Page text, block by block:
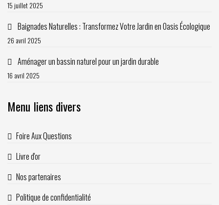
15 juillet 2025
Baignades Naturelles : Transformez Votre Jardin en Oasis Écologique
26 avril 2025
Aménager un bassin naturel pour un jardin durable
16 avril 2025
Menu liens divers
Foire Aux Questions
Livre d'or
Nos partenaires
Politique de confidentialité